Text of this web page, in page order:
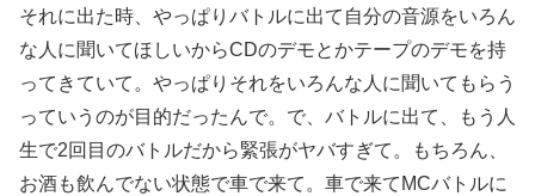
それに出た時、やっぱりバトルに出て自分の音源をいろん
な人に聞いてほしいからCDのデモとかテープのデモを持
ってきていて。やっぱりそれをいろんな人に聞いてもらう
っていうのが目的だったんで。で、バトルに出て、もう人
生で2回目のバトルだから緊張がヤバすぎて。もちろん、
お酒も飲んでない状態で車で来て。車で来てMCバトルに